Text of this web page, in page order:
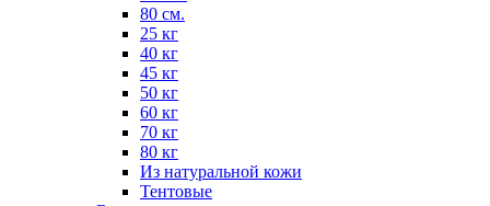
80 см.
25 кг
40 кг
45 кг
50 кг
60 кг
70 кг
80 кг
Из натуральной кожи
Тентовые